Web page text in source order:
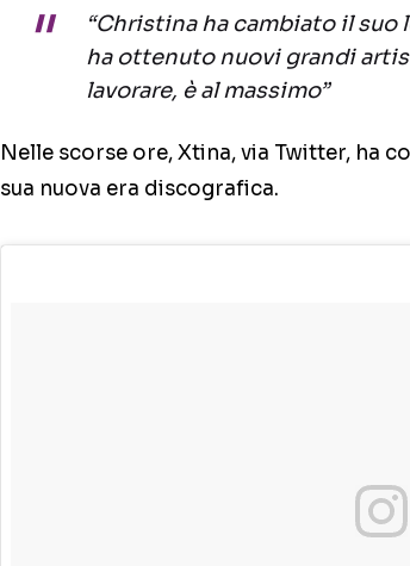
“Christina ha cambiato il suo
ha ottenuto nuovi grandi
lavorare, è al massimo”
Nelle scorse ore, Xtina, via Twitter, ha
sua nuova era discografica.